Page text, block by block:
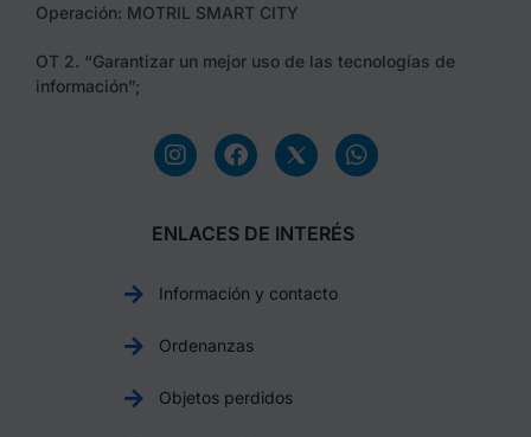
Operación: MOTRIL SMART CITY
OT 2. “Garantizar un mejor uso de las tecnologías de
información”;
ENLACES DE INTERÉS
Información y contacto
Ordenanzas
Objetos perdidos